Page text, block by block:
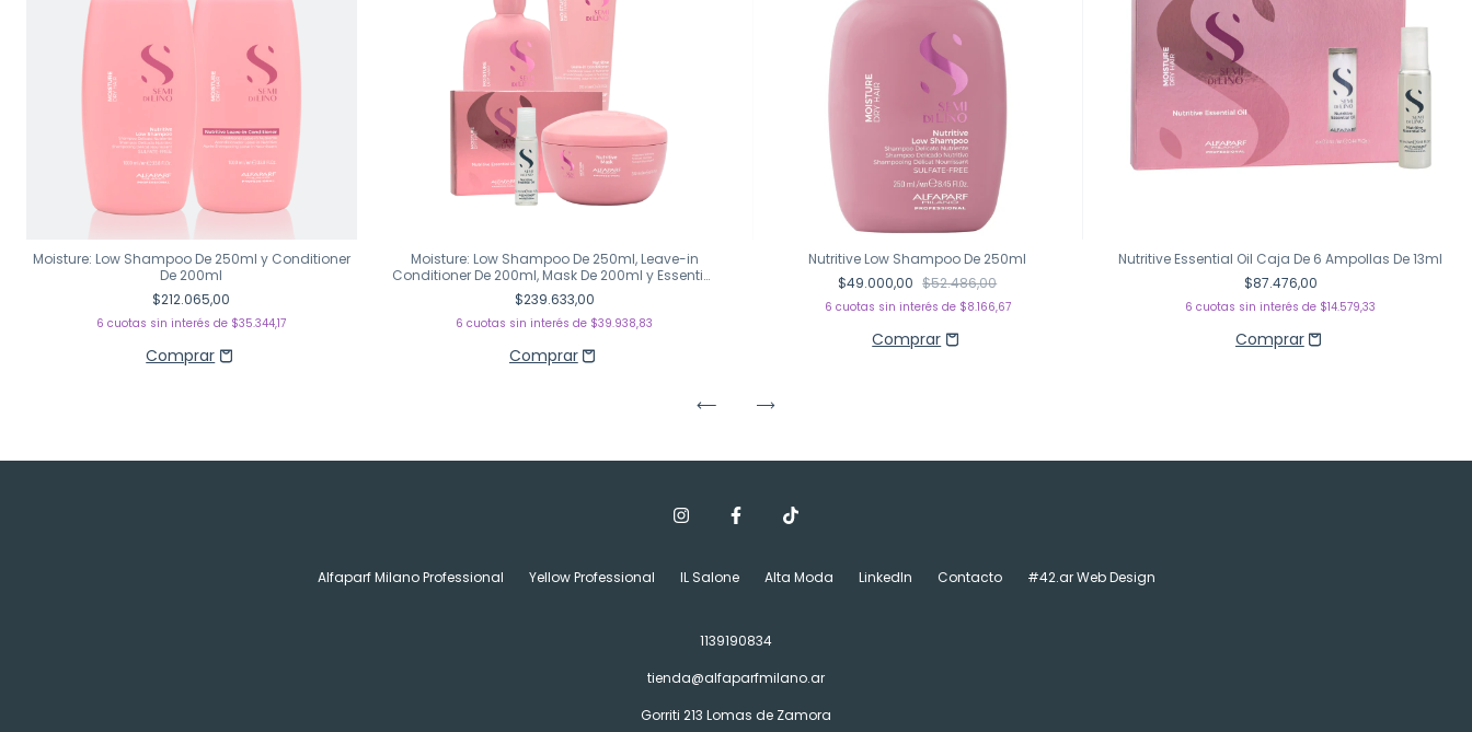
Moisture: Low Shampoo De 250ml y Conditioner
De 200ml
$212.065,00
6 cuotas sin interés de $35.344,17
Moisture: Low Shampoo De 250ml, Leave-in
Conditioner De 200ml, Mask De 200ml y Essential
Oil
$239.633,00
6 cuotas sin interés de $39.938,83
Nutritive Low Shampoo De 250ml
$49.000,00 $52.486,00
6 cuotas sin interés de $8.166,67
Nutritive Essential Oil Caja De 6 Ampollas De 13ml
$87.476,00
6 cuotas sin interés de $14.579,33
Alfaparf Milano Professional Yellow Professional IL Salone Alta Moda LinkedIn Contacto #42.ar Web Design
1139190834
tienda@alfaparfmilano.ar
Gorriti 213 Lomas de Zamora